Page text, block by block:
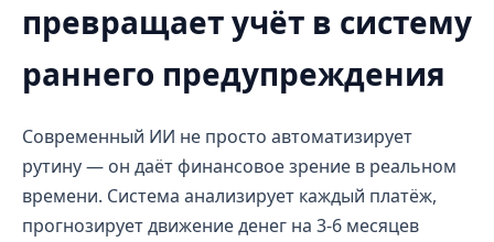
превращает учёт в систему
раннего предупреждения
Современный ИИ не просто автоматизирует
рутину — он даёт финансовое зрение в реальном
времени. Система анализирует каждый платёж,
прогнозирует движение денег на 3-6 месяцев